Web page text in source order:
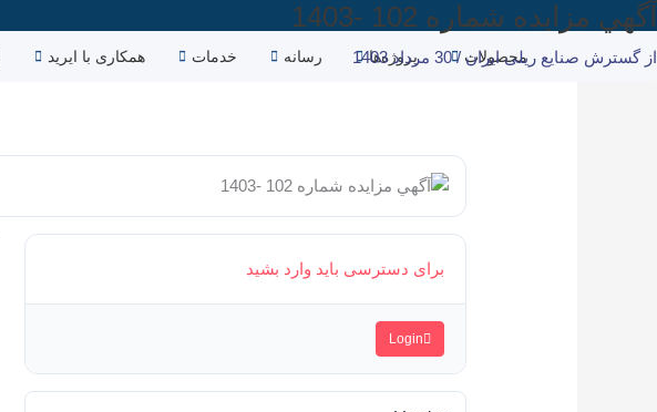
پرش
محتوا
محصولات پروژه‌ها رسانه خدمات همکاری با ایرید
آگهي مزایده شماره 102 -1403
از گسترش صنایع ریلی ایران /30 مرداد 1403
برای دسترسی باید وارد بشید
Login